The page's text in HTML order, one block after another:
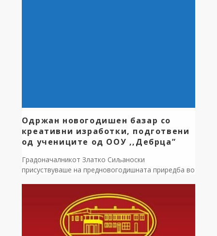
Одржан новогодишен базар со
креативни изработки, подготвени
од учениците од ООУ ,,Дебрца”
Градоначалникот Златко Сиљаноски
присуствуваше на предновогодишната приредба во
наставниците ни приредија исклучително убава и
разиграна програма – со песна, рецитации, глума и
многу детска радост. Посебен впечаток остави и
новогодишниот базар со креативни изработки,